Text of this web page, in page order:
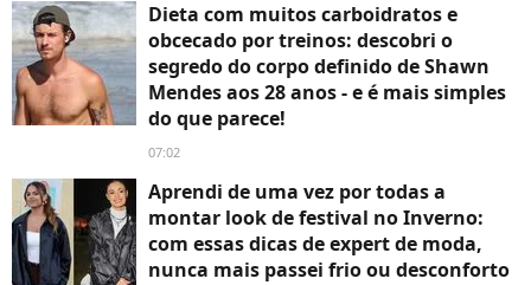
Dieta com muitos carboidratos e
obcecado por treinos: descobri o
segredo do corpo definido de Shawn
Mendes aos 28 anos - e é mais simples
do que parece!
07:02
Aprendi de uma vez por todas a
montar look de festival no Inverno:
com essas dicas de expert de moda,
nunca mais passei frio ou desconforto